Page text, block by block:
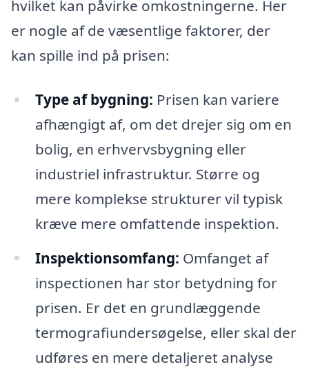
hvilket kan påvirke omkostningerne. Her
er nogle af de væsentlige faktorer, der
kan spille ind på prisen:
Type af bygning: Prisen kan variere
afhængigt af, om det drejer sig om en
bolig, en erhvervsbygning eller
industriel infrastruktur. Større og
mere komplekse strukturer vil typisk
kræve mere omfattende inspektion.
Inspektionsomfang: Omfanget af
inspectionen har stor betydning for
prisen. Er det en grundlæggende
termografiundersøgelse, eller skal der
udføres en mere detaljeret analyse